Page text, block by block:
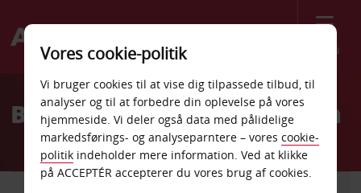
Menu
Welcome
AvisBilleje Karpathos Centrum
Vores cookie-politik
Vi bruger cookies til at vise dig tilpassede tilbud, til
analyser og til at forbedre din oplevelse på vores
hjemmeside. Vi deler også data med pålidelige
markedsførings- og analyseparntere – vores cookie-
politik indeholder mere information. Ved at klikke
på ACCEPTÉR accepterer du vores brug af cookies.